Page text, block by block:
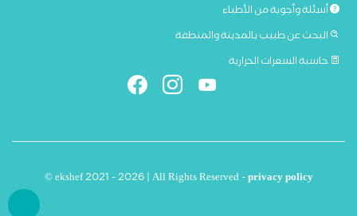
أسئلة وأجوبة من الأطباء
البحث عن طبيب بالمدينة والمنطقة
حاسبة السعرات الحرارية
© ekshef 2021 - 2026 | All Rights Reserved -privacy policy